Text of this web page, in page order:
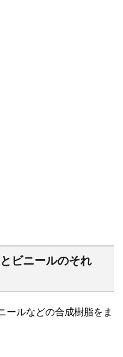
ビニールのそれ
ールなどの合成樹脂をま